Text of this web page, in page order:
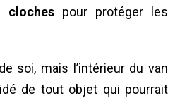
clochespour protéger les
soi, mais l’intérieur du van
de tout objet qui pourrait